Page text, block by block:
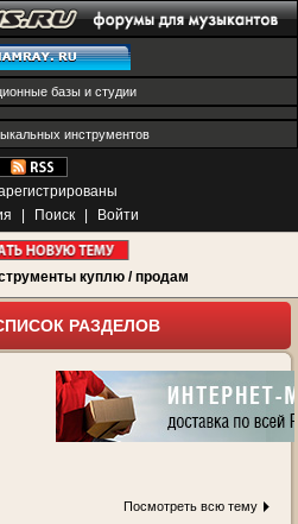
базы и студии
инструментов
Поиск Войти
куплю / продам
РАЗДЕЛОВ
Посмотреть всю тему